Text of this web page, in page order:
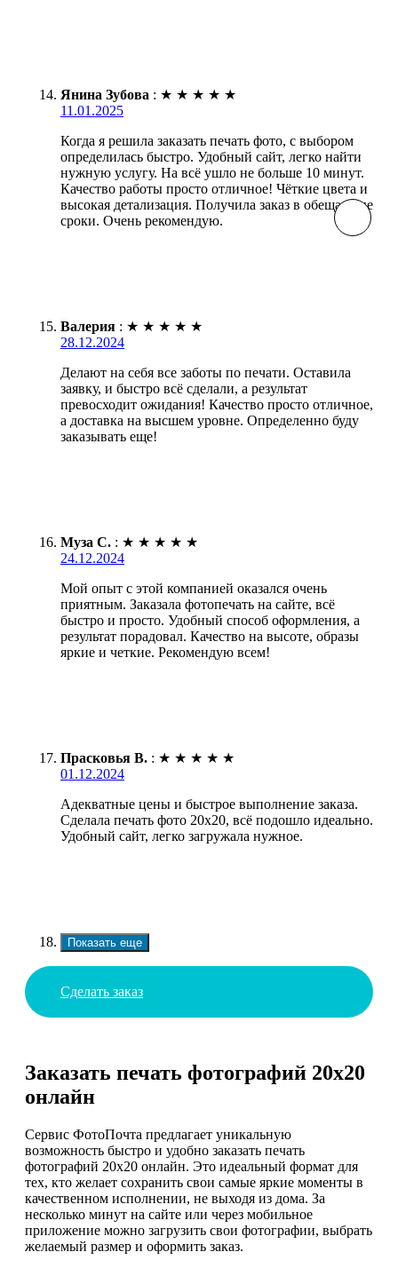
Янина Зубова : ★ ★ ★ ★ ★
11.01.2025
Когда я решила заказать печать фото, с выбором
определилась быстро. Удобный сайт, легко найти
нужную услугу. На всё ушло не больше 10 минут.
Качество работы просто отличное! Чёткие цвета и
высокая детализация. Получила заказ в обещанные
сроки. Очень рекомендую.
Валерия : ★ ★ ★ ★ ★
28.12.2024
Делают на себя все заботы по печати. Оставила
заявку, и быстро всё сделали, а результат
превосходит ожидания! Качество просто отличное,
а доставка на высшем уровне. Определенно буду
заказывать еще!
Муза С. : ★ ★ ★ ★ ★
24.12.2024
Мой опыт с этой компанией оказался очень
приятным. Заказала фотопечать на сайте, всё
быстро и просто. Удобный способ оформления, а
результат порадовал. Качество на высоте, образы
яркие и четкие. Рекомендую всем!
Прасковья В. : ★ ★ ★ ★ ★
01.12.2024
Адекватные цены и быстрое выполнение заказа.
Сделала печать фото 20х20, всё подошло идеально.
Удобный сайт, легко загружала нужное.
Показать еще
Сделать заказ
Заказать печать фотографий 20х20
онлайн
Сервис ФотоПочта предлагает уникальную
возможность быстро и удобно заказать печать
фотографий 20х20 онлайн. Это идеальный формат для
тех, кто желает сохранить свои самые яркие моменты в
качественном исполнении, не выходя из дома. За
несколько минут на сайте или через мобильное
приложение можно загрузить свои фотографии, выбрать
желаемый размер и оформить заказ.